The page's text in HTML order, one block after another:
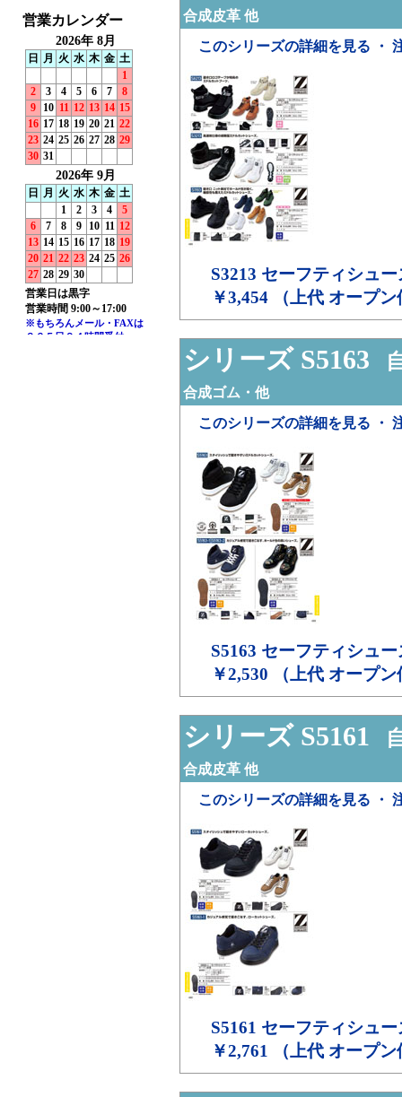
合成皮革 他
このシリーズの詳細を見る ・
S3213 セーフティシュー
￥3,454 （上代 オープ
シリーズ S5163
合成ゴム・他
このシリーズの詳細を見る ・
S5163 セーフティシュー
￥2,530 （上代 オープ
シリーズ S5161
合成皮革 他
このシリーズの詳細を見る ・
S5161 セーフティシュー
￥2,761 （上代 オープ